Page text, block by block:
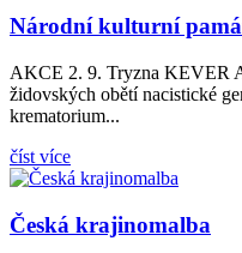
Národní kulturní
AKCE 2. 9. Tryzna KEVER
židovských obětí nacistické
krematorium...
číst více
Česká krajinomalba